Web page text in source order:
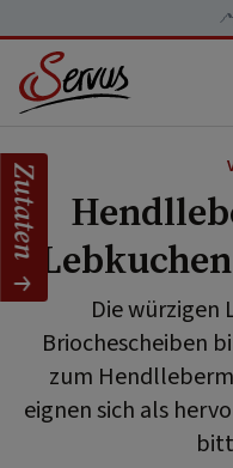
Die würzigen
Briochescheiben
zum
eignen sich als
Zutaten